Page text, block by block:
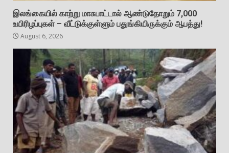
இலங்கையில் காற்று மாசுபாட்டால் ஆண்டுதோறும் 7,000
உயிரிழப்புகள் – வீட்டுக்குள்ளும் பதுங்கியிருக்கும் ஆபத்து!
August 6, 2026